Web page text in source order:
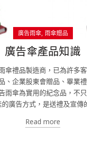
廣告雨傘 雨傘贈品
廣告傘產品知識
傘禮品製造商，已為許多
、企業股東會贈品、畢業
雨傘為實用的紀念品，不
廣告方式，是送禮及宣傳
Read more